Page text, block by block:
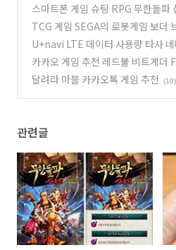
스마트폰 게임 슈팅 RPG 무한돌파
akao
(3)
TCG 게임 SEGA의 로봇게임 보더
U+navi LTE 데이터 사용량 타사
비교 (8)
카카오 게임 추천 레드불 비트게더
트
(1)
달려라 마블 카카오톡 게임 추천 (10)
관련글